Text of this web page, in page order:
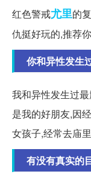
红色警戒尤里的
仇挺好玩的,推荐
你和异性发生
我和异性发生过
是我的好朋友,因
女孩子,经常去庙
有没有真实的